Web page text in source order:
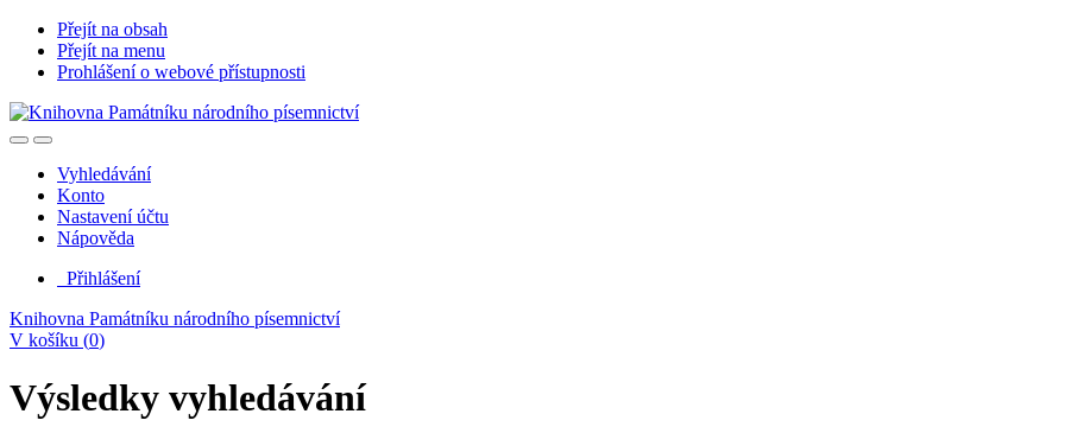
Přejít na obsah
Přejít na menu
Prohlášení o webové přístupnosti
Vyhledávání
Konto
Nastavení účtu
Nápověda
Přihlášení
Knihovna Památníku národního písemnictví
V košíku (0)
Výsledky vyhledávání